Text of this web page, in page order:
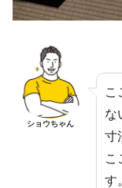
ショウちゃん
こ
な
寸
こ
す